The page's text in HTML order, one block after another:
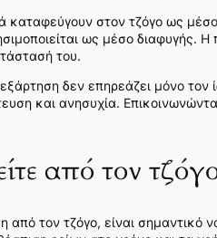
καταφεύγουν στον τζόγο ως
ως μέσο
του.
δεν επηρεάζει μόνο τον
και ανησυχία.
από τον
από τον τζόγο, είναι σημαντικό